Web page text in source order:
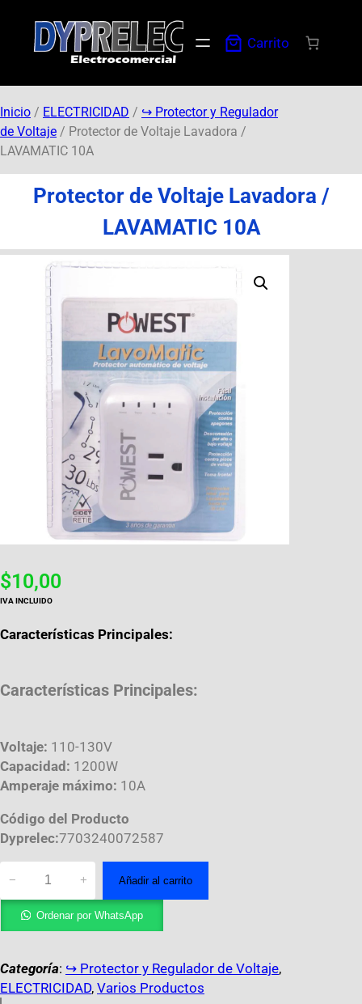
Carrito
Inicio / ELECTRICIDAD / ↪︎ Protector y Regulador
de Voltaje / Protector de Voltaje Lavadora /
LAVAMATIC 10A
Protector de Voltaje Lavadora /
LAVAMATIC 10A
$10,00
IVA INCLUIDO
Características Principales:
Características Principales:
Voltaje: 110-130V
Capacidad: 1200W
Amperaje máximo: 10A
Código del Producto
Dyprelec:7703240072587
− + Añadir al carrito
Ordenar por WhatsApp
Categoría: ↪︎ Protector y Regulador de Voltaje
ELECTRICIDAD, Varios Productos